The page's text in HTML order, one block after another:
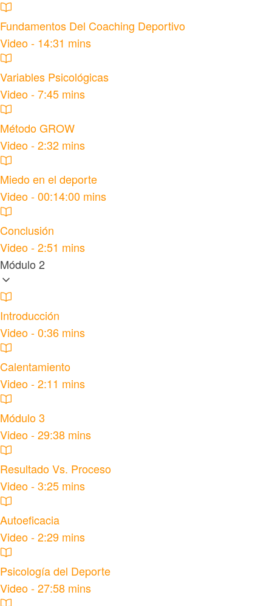
Fundamentos Del Coaching Deportivo
Video - 14:31 mins
Variables Psicológicas
Video - 7:45 mins
Método GROW
Video - 2:32 mins
Miedo en el deporte
Video - 00:14:00 mins
Conclusión
Video - 2:51 mins
Módulo 2
Introducción
Video - 0:36 mins
Calentamiento
Video - 2:11 mins
Módulo 3
Video - 29:38 mins
Resultado Vs. Proceso
Video - 3:25 mins
Autoeficacia
Video - 2:29 mins
Psicología del Deporte
Video - 27:58 mins